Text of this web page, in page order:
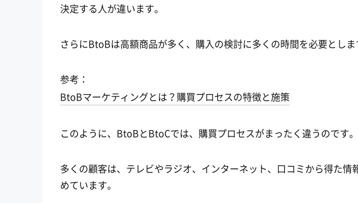
決定する人が違います。
さらにBtoBは高額商品が多く、購入の検討に多くの時間を必要としま
参考：
BtoBマーケティングとは？購買プロセスの特徴と施策
このように、BtoBとBtoCでは、購買プロセスがまったく違うのです。
多くの顧客は、テレビやラジオ、インターネット、口コミから得た
めています。